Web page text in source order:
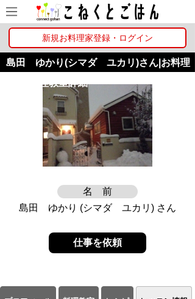
新規お料理家登録・ログイン
島田 ゆかり(シマダ ユカリ)さん|お料理
家・お料理教室詳細
名 前
島田 ゆかり (シマダ ユカリ) さん
仕事を依頼